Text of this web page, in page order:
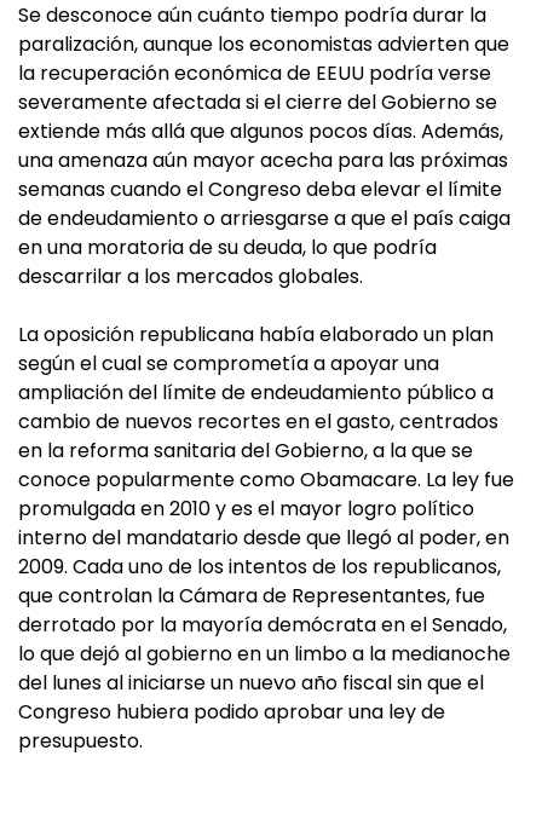
Se desconoce aún cuánto tiempo podría durar la
paralización, aunque los economistas advierten que
la recuperación económica de EEUU podría verse
severamente afectada si el cierre del Gobierno se
extiende más allá que algunos pocos días. Además,
una amenaza aún mayor acecha para las próximas
semanas cuando el Congreso deba elevar el límite
de endeudamiento o arriesgarse a que el país caiga
en una moratoria de su deuda, lo que podría
descarrilar a los mercados globales.
La oposición republicana había elaborado un plan
según el cual se comprometía a apoyar una
ampliación del límite de endeudamiento público a
cambio de nuevos recortes en el gasto, centrados
en la reforma sanitaria del Gobierno, a la que se
conoce popularmente como Obamacare. La ley fue
promulgada en 2010 y es el mayor logro político
interno del mandatario desde que llegó al poder, en
2009. Cada uno de los intentos de los republicanos,
que controlan la Cámara de Representantes, fue
derrotado por la mayoría demócrata en el Senado,
lo que dejó al gobierno en un limbo a la medianoche
del lunes al iniciarse un nuevo año fiscal sin que el
Congreso hubiera podido aprobar una ley de
presupuesto.